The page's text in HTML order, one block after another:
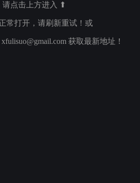
请点击上方进入 ⬆
常打开，请刷新重试！或
xfulisuo@gmail.com 获取最新地址！